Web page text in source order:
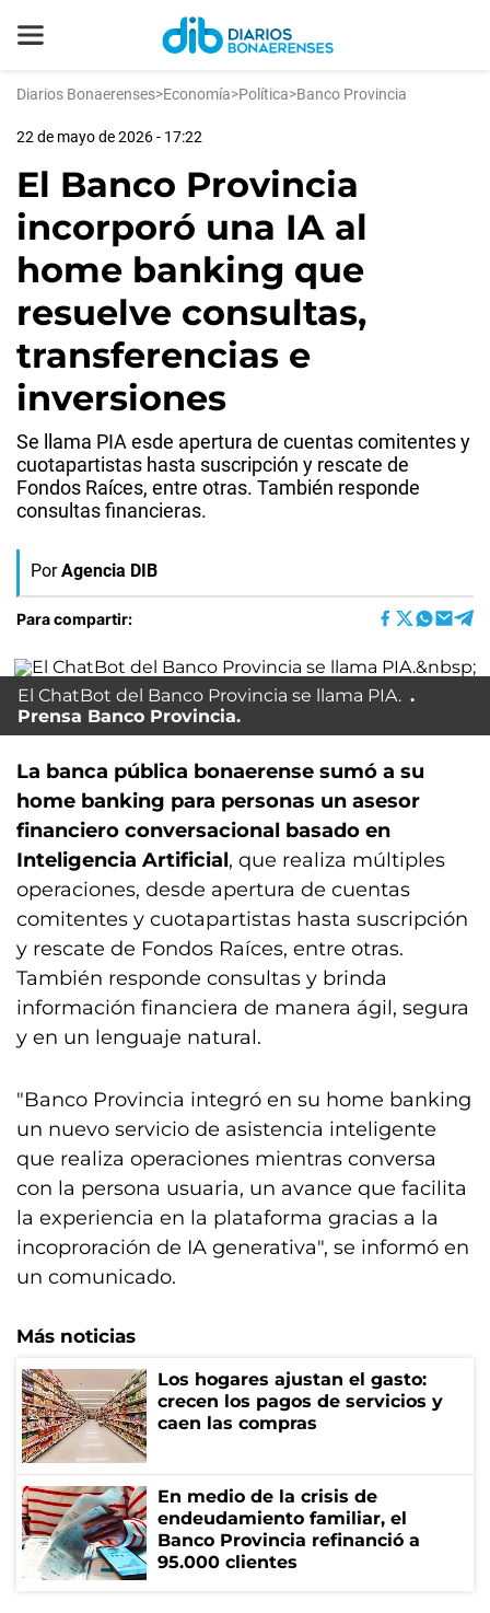
Diarios Bonaerenses>Economía>Política>Banco Provincia
22 de mayo de 2026 - 17:22
El Banco Provincia
incorporó una IA al
home banking que
resuelve consultas,
transferencias e
inversiones
Se llama PIA esde apertura de cuentas comitentes y
cuotapartistas hasta suscripción y rescate de
Fondos Raíces, entre otras. También responde
consultas financieras.
Por Agencia DIB
Para compartir:
El ChatBot del Banco Provincia se llama PIA.
Prensa Banco Provincia.
La banca pública bonaerense sumó a su
home banking para personas un asesor
financiero conversacional basado en
Inteligencia Artificial, que realiza múltiples
operaciones, desde apertura de cuentas
comitentes y cuotapartistas hasta suscripción
y rescate de Fondos Raíces, entre otras.
También responde consultas y brinda
información financiera de manera ágil, segura
y en un lenguaje natural.
"Banco Provincia integró en su home banking
un nuevo servicio de asistencia inteligente
que realiza operaciones mientras conversa
con la persona usuaria, un avance que facilita
la experiencia en la plataforma gracias a la
incoproración de IA generativa", se informó en
un comunicado.
Más noticias
Los hogares ajustan el gasto:
crecen los pagos de servicios y
caen las compras
En medio de la crisis de
endeudamiento familiar, el
Banco Provincia refinanció a
95.000 clientes